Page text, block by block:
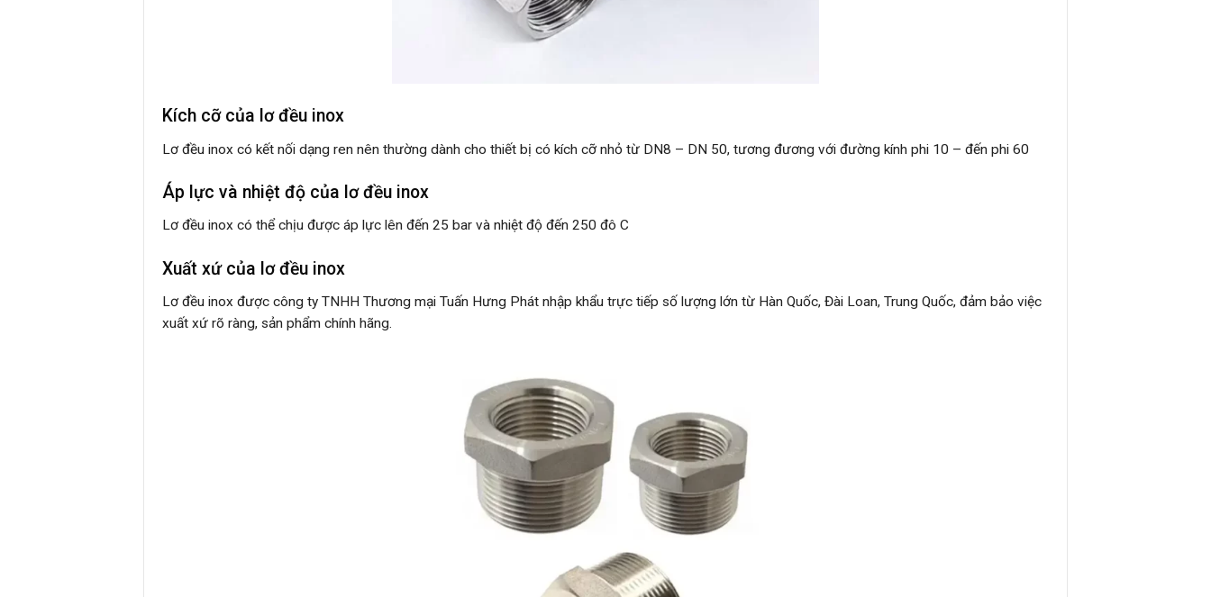
Kích cỡ của lơ đều inox
Lơ đều inox có kết nối dạng ren nên thường dành cho thiết bị có kích cỡ nhỏ từ DN8 – DN 50, tương đương với đường kính phi 10 – đến phi 60
Áp lực và nhiệt độ của lơ đều inox
Lơ đều inox có thể chịu được áp lực lên đến 25 bar và nhiệt độ đến 250 đô C
Xuất xứ của lơ đều inox
Lơ đều inox được công ty TNHH Thương mại Tuấn Hưng Phát nhập khẩu trực tiếp số lượng lớn từ Hàn Quốc, Đài Loan, Trung Quốc, đảm bảo việc
xuất xứ rõ ràng, sản phẩm chính hãng.